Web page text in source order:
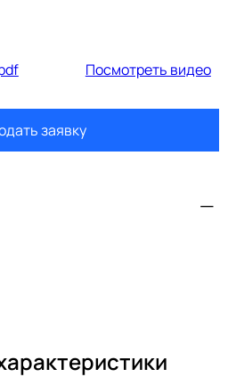
Посмотреть видео
заявку